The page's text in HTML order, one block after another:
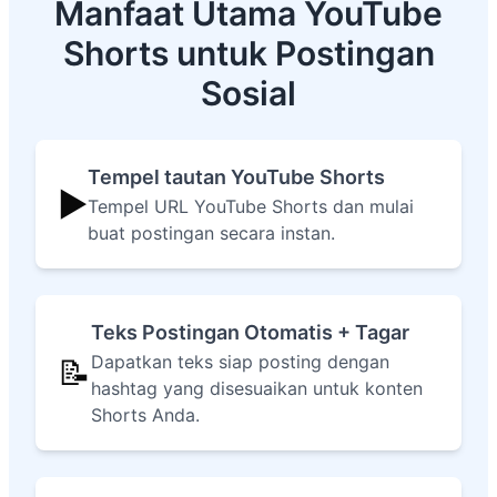
Manfaat Utama YouTube
Shorts untuk Postingan
Sosial
▶️
Tempel tautan YouTube Shorts
Tempel URL YouTube Shorts dan mulai
buat postingan secara instan.
📝
Teks Postingan Otomatis + Tagar
Dapatkan teks siap posting dengan
hashtag yang disesuaikan untuk konten
Shorts Anda.